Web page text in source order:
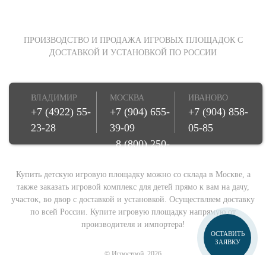
ПРОИЗВОДСТВО И ПРОДАЖА ИГРОВЫХ ПЛОЩАДОК С
ДОСТАВКОЙ И УСТАНОВКОЙ ПО РОССИИ
ВЛАДИМИР
+7 (4922) 55-
23-28
МОСКВА
+7 (904) 655-
39-09
8 (800) 250-
ИВАНОВО
+7 (904) 858-
05-85
Купить детскую игровую площадку можно со склада в Москве, а
также заказать игровой комплекс для детей прямо к вам на дачу,
участок, во двор с доставкой и установкой. Осуществляем доставку
по всей России. Купите игровую площадку напрямую от
производителя и импортера!
ОСТАВИТЬ
ЗАЯВКУ